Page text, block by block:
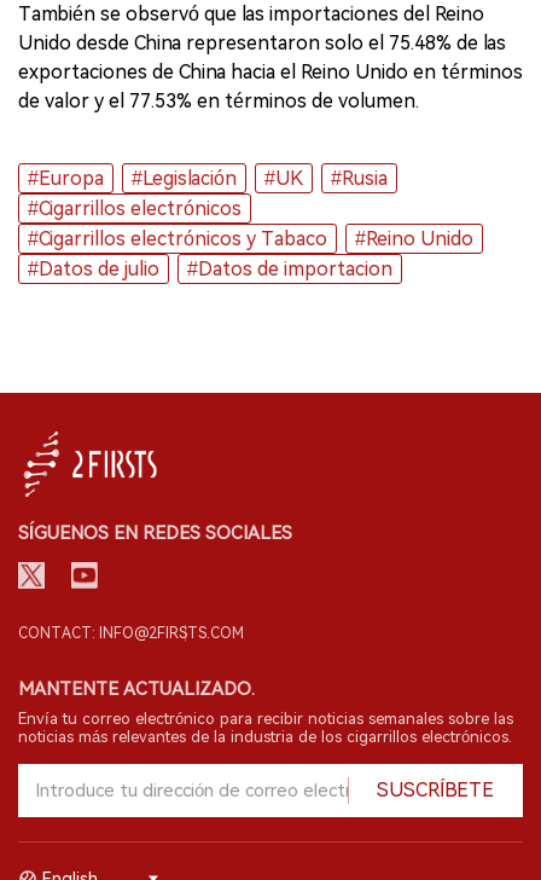
También se observó que las importaciones del Reino
Unido desde China representaron solo el 75.48% de las
exportaciones de China hacia el Reino Unido en términos
de valor y el 77.53% en términos de volumen.
#Europa #Legislación #UK
#Rusia
#Cigarrillos electrónicos
#Cigarrillos electrónicos y Tabaco
#Reino Unido
#Datos de julio
#Datos de importacion
SÍGUENOS EN REDES SOCIALES
CONTACT: INFO@2FIRSTS.COM
MANTENTE ACTUALIZADO.
Envía tu correo electrónico para recibir noticias semanales sobre las
noticias más relevantes de la industria de los cigarrillos electrónicos.
SUSCRÍBETE